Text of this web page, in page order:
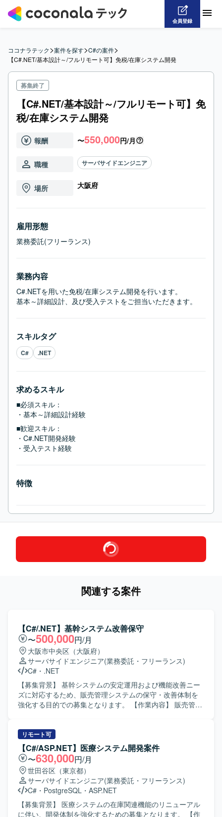
会員登録
ココナラテック>案件を探す>C#の案件>
【C#.NET/基本設計～/フルリモート可】免税/在庫システム開発
募集終了
【C#.NET/基本設計～/フルリモート可】免
税/在庫システム開発
報酬 〜550,000円/月
職種 サーバサイドエンジニア
場所 大阪府
雇用形態
業務委託(フリーランス)
業務内容
C#.NETを用いた免税/在庫システム開発を行います。
基本～詳細設計、及び受入テストをご担当いただきます。
スキルタグ
C# .NET
求めるスキル
■必須スキル：
・基本～詳細設計経験
■歓迎スキル：
・C#.NET開発経験
・受入テスト経験
特徴
関連する案件
【C#/.NET】基幹システム改善保守
〜500,000円/月
大阪市中央区（大阪府）
サーバサイドエンジニア(業務委託・フリーランス)
C# ・ .NET
【募集背景】 基幹システムの安定運用および機能改善ニー
ズに対応するため、販売管理システムの保守・改善体制を
強化する目的での募集となります。 【作業内容】 販売管理
リースまで一連の工程をお任せいたします。既存機能の改
修や不具合対応に加え、業務要望に基づく機能追加なども
行っていただきます。 【求める人物像】 システムの現状を
理解しながら、関係者と円滑にコミュニケーションを取
り、自発的に改善提案や課題解決に取り組んでいただける
方を求めております。既存システムの保守・改善業務に対
して粘り強く取り組める方にマッチする環境です。 【ポジ
ションの魅力】 基幹となる販売管理システムに長期的に関
わることで、業務知識と技術スキルの両面を深めていただ
リモート可
【C#/ASP.NET】医療システム開発案件
〜630,000円/月
世田谷区（東京都）
サーバサイドエンジニア(業務委託・フリーランス)
C# ・ PostgreSQL ・ ASP.NET
【募集背景】 医療システムの在庫関連機能のリニューアル
に伴い、開発体制を強化するための募集となります。 【作